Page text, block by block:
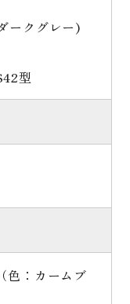
ークグレー)
型
：カームブ